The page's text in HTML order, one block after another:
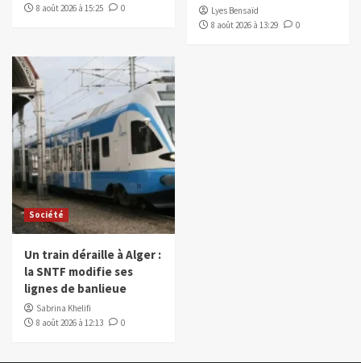
8 août 2026 à 15:25
0
Lyes Bensaïd
8 août 2026 à 13:29
0
Société
Un train déraille à Alger :
la SNTF modifie ses
lignes de banlieue
Sabrina Khelifi
8 août 2026 à 12:13
0